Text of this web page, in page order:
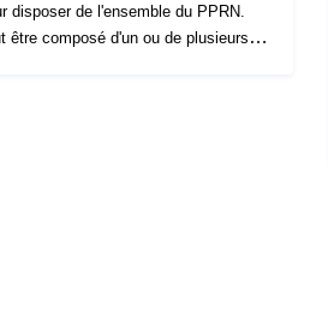
disposer de l'ensemble du PPRN.
être composé d'un ou de plusieurs